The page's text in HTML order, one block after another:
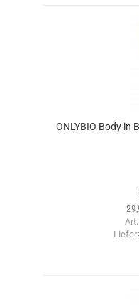
ONLYBIO Body in